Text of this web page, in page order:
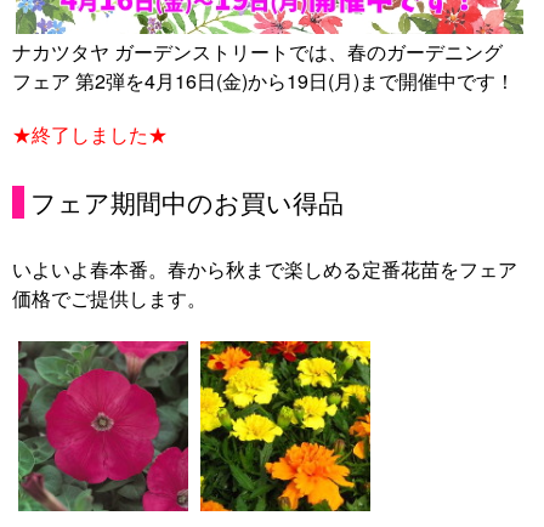
ナカツタヤ ガーデンストリートでは、春のガーデニング
フェア 第2弾を4月16日(金)から19日(月)まで開催中です！
★終了しました★
フェア期間中のお買い得品
いよいよ春本番。春から秋まで楽しめる定番花苗をフェア
価格でご提供します。